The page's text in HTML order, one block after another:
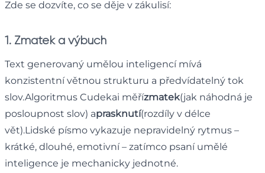
Zde se dozvíte, co se děje v zákulisí:
1. Zmatek a výbuch
Text generovaný umělou inteligencí mívá
konzistentní větnou strukturu a předvídatelný tok
slov.Algoritmus Cudekai měřízmatek(jak náhodná je
posloupnost slov) aprasknutí(rozdíly v délce
vět).Lidské písmo vykazuje nepravidelný rytmus –
krátké, dlouhé, emotivní – zatímco psaní umělé
inteligence je mechanicky jednotné.